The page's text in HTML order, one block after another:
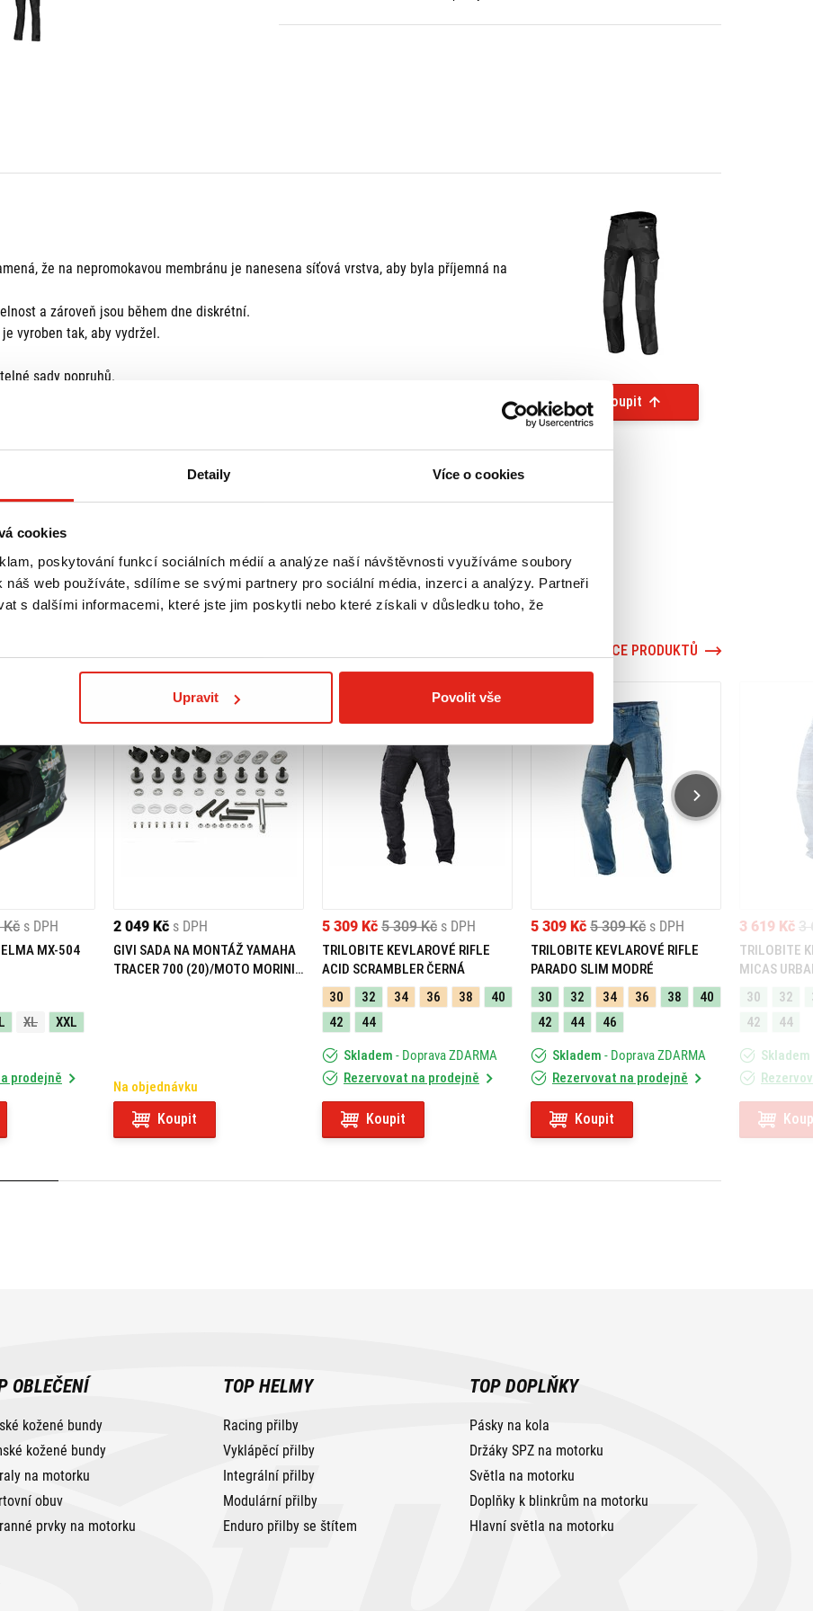
Detaily Více o cookies
cookies
poskytování funkcí sociálních médií a analýze naší návštěvnosti využíváme soubory
náš web používáte, sdílíme se svými partnery pro sociální média, inzerci a analýzy. Partneři
s dalšími informacemi, které jste jim poskytli nebo které získali v důsledku toho, že
Upravit Povolit vše
že na nepromokavou membránu je nanesena síťová vrstva, aby byla příjemná na
a zároveň jsou během dne diskrétní.
vyroben tak, aby vydržel.
sady popruhů.
kalhoty a výfuk náhodně setkají.
Koupit
VÍCE PRODUKTŮ
Kč s DPH
MX-504
L XL XXL
prodejně
2 049 Kč s DPH
GIVI SADA NA MONTÁŽ YAMAHA
TRACER 700 (20)/MOTO MORINI
Na objednávku
Koupit
5 309 Kč
5 309 Kč s DPH
TRILOBITE KEVLAROVÉ RIFLE
ACID SCRAMBLER ČERNÁ
30
32 34 36 38
40
42
44
Skladem - Doprava ZDARMA
Rezervovat na prodejně
Koupit
5 309 Kč
5 309 Kč s DPH
TRILOBITE KEVLAROVÉ RIFLE
PARADO SLIM MODRÉ
30
32 34 36 38
40
42
44 46
Skladem - Doprava ZDARMA
Rezervovat na prodejně
Koupit
3
3 619 Kč
TRILOBITE
MICAS
30
32
42
44
Skladem
OBLEČENÍ
kožené bundy
kožené bundy
na motorku
obuv
prvky na motorku
TOP HELMY
Racing přilby
Vyklápěcí přilby
Integrální přilby
Modulární přilby
Enduro přilby se štítem
TOP DOPLŇKY
Pásky na kola
Držáky SPZ na motorku
Světla na motorku
Doplňky k blinkrům na motorku
Hlavní světla na motorku